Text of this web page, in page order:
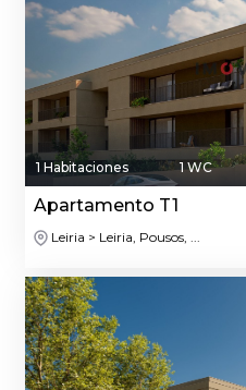
1 Habitaciones 1 WC
Apartamento T1
Leiria > Leiria, Pousos, ...